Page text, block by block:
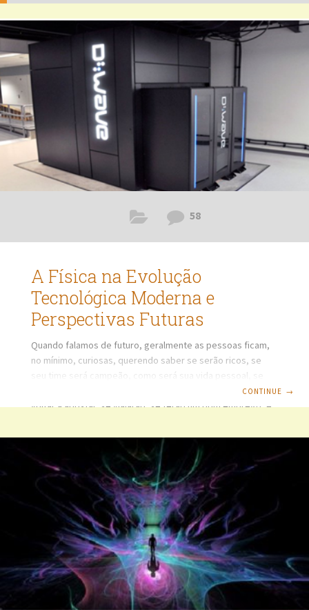
58
A Física na Evolução
Tecnológica Moderna e
Perspectivas Futuras
Quando falamos de futuro, geralmente as pessoas ficam,
no mínimo, curiosas, querendo saber se serão ricos, se
seu time será campeão, como será sua vida pessoal, se
viverão muitos anos, os números de resultados lotéricos e
voltar a apostar, se viajarão, se terão um bom emprego, e
Einstein permite estabelecer a possibilidade de viagem ao
futuro, no entanto, referente ao passado, cria uma situação
complexa, pois existe um elemento fundamental que é a
impossibilidade de alterar a história,
CONTINUE →